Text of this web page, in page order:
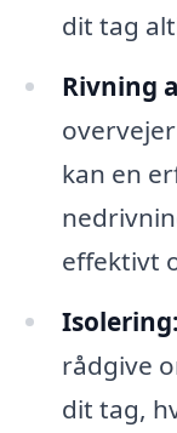
dit tag
Rivning
kan en
effektivt
Isolering:
rådgive
dit tag,